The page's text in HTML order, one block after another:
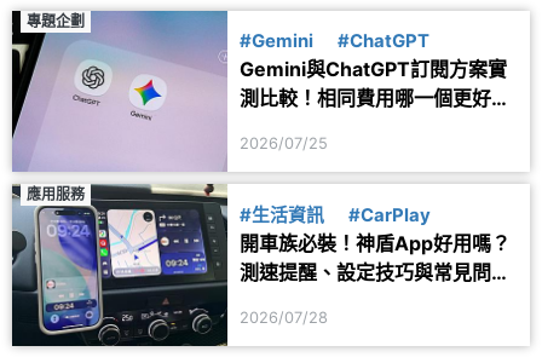
專題企劃
#Gemini #ChatGPT
Gemini與ChatGPT訂閱方案實
測比較！相同費用哪一個更好
2026/07/25
應用服務
#生活資訊 #CarPlay
開車族必裝！神盾App好用嗎？
測速提醒、設定技巧與常見問題
2026/07/28